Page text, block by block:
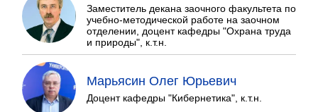
Заместитель декана заочного факультета по
учебно-методической работе на заочном
отделении, доцент кафедры "Охрана труда
и природы", к.т.н.
Марьясин Олег Юрьевич
Доцент кафедры "Кибернетика", к.т.н.